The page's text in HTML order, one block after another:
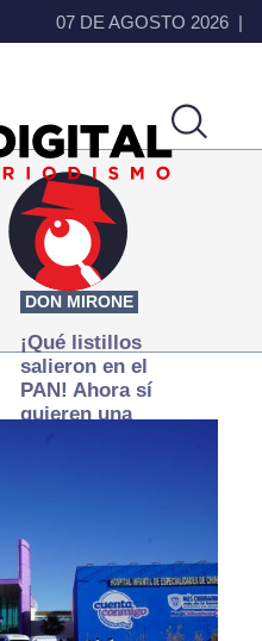
07 DE AGOSTO 2026
DON MIRONE
¡Qué listillos
salieron en el
PAN! Ahora sí
quieren una